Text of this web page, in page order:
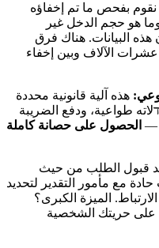
نقوم بفحص ما تم إخفاؤه
هو حجم الدخل غير
البيانات. هناك فرق
الآلاف وبين إخفاء
هذه آلية قانونية محددة
طواعية، ودفع الضريبة
— الحصول على حصانة كاملة
قبول الطلب من حيث
حادة مع مأمور التقدير لتحديد
الميزة الكبرى؟
على حريتك الشخصية